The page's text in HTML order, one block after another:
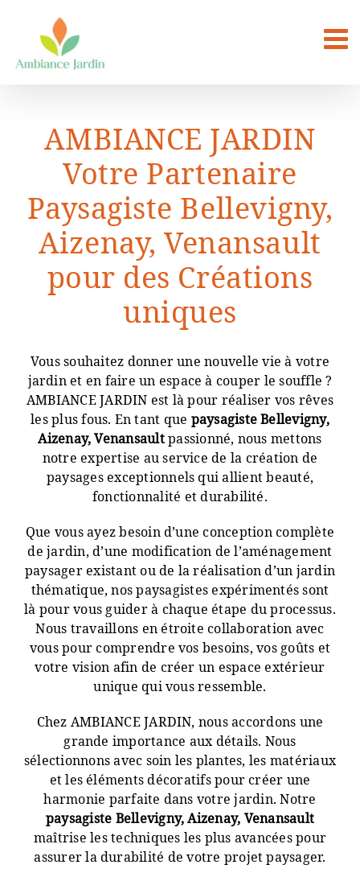
contenu
AMBIANCE JARDIN
Votre Partenaire
Paysagiste Bellevigny,
Aizenay, Venansault
pour des Créations
uniques
Vous souhaitez donner une nouvelle vie à votre
jardin et en faire un espace à couper le souffle ?
AMBIANCE JARDIN est là pour réaliser vos rêves
les plus fous. En tant que paysagiste Bellevigny,
Aizenay, Venansaultpassionné, nous mettons
notre expertise au service de la création de
paysages exceptionnels qui allient beauté,
fonctionnalité et durabilité.
Que vous ayez besoin d’une conception complète
de jardin, d’une modification de l’aménagement
paysager existant ou de la réalisation d’un jardin
thématique, nos paysagistes expérimentés sont
là pour vous guider à chaque étape du processus.
Nous travaillons en étroite collaboration avec
vous pour comprendre vos besoins, vos goûts et
votre vision afin de créer un espace extérieur
unique qui vous ressemble.
Chez AMBIANCE JARDIN, nous accordons une
grande importance aux détails. Nous
sélectionnons avec soin les plantes, les matériaux
et les éléments décoratifs pour créer une
harmonie parfaite dans votre jardin. Notre
paysagiste Bellevigny, Aizenay, Venansault
maîtrise les techniques les plus avancées pour
assurer la durabilité de votre projet paysager.